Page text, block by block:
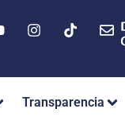
Transparencia